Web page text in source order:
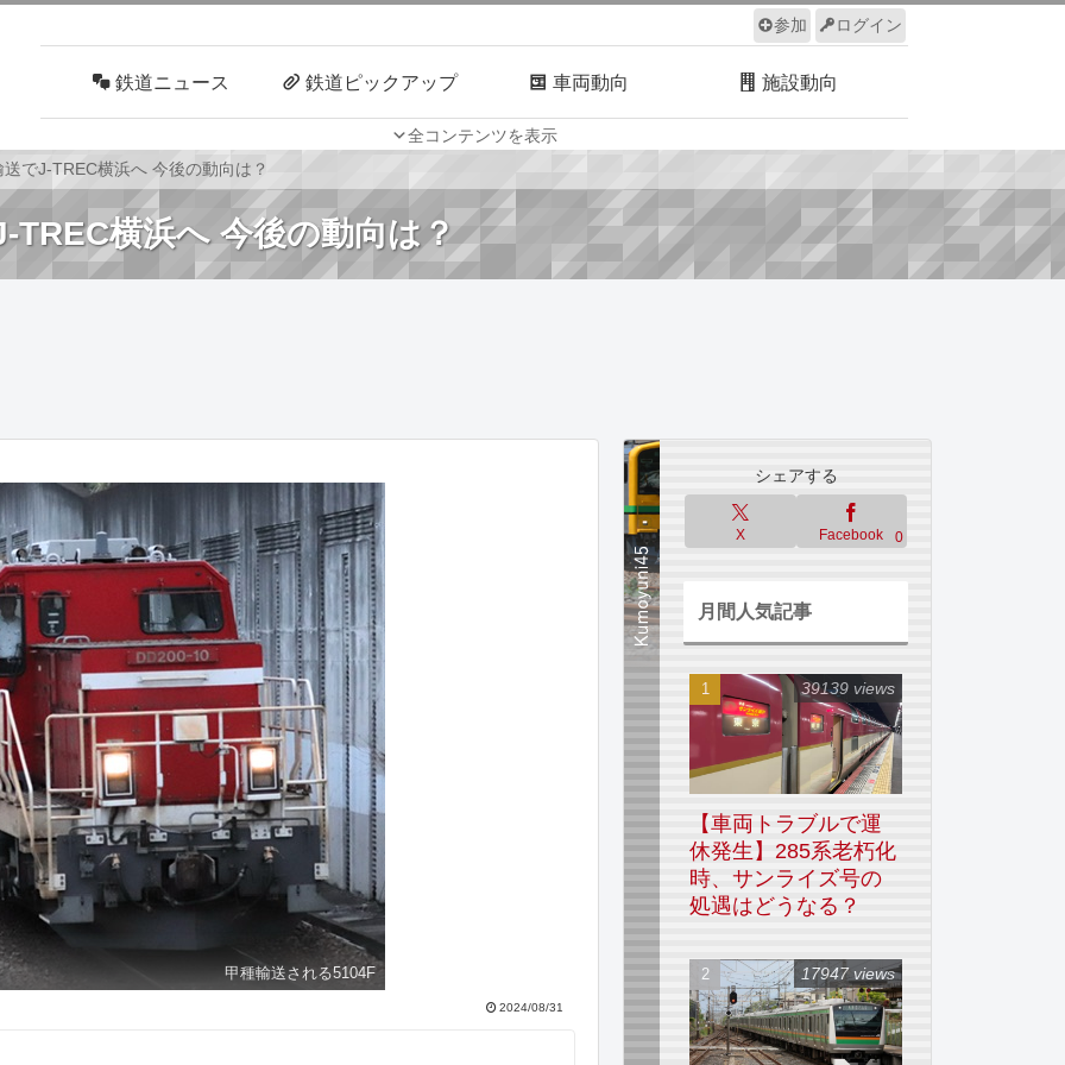
ログイン
参加
全コンテンツを表示
鉄道ニュース 鉄道ピックアップ 車両動向 施設動向
車両技術 路線探訪 ルール サイトについて
でJ-TREC横浜へ 今後の動向は？
TREC横浜へ 今後の動向は？
甲種輸送される5104F
2024/08/31
シェアする
X Facebook 0
月間人気記事
【車両トラブルで運
休発生】285系老朽化
時、サンライズ号の
処遇はどうなる？
39139 views
17947 views